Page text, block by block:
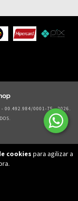
cookies para agilizar a
- 00.492.984/0001-75 - 2026.